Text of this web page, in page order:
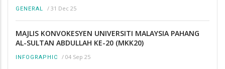
GENERAL / 31 Dec 25
MAJLIS KONVOKESYEN UNIVERSITI MALAYSIA PAHANG
AL-SULTAN ABDULLAH KE-20 (MKK20)
INFOGRAPHIC / 04 Sep 25